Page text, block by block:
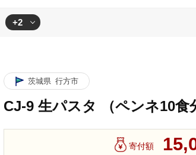
+2
茨城県 行方市
CJ-9 生パスタ （ペンネ10食
寄付額